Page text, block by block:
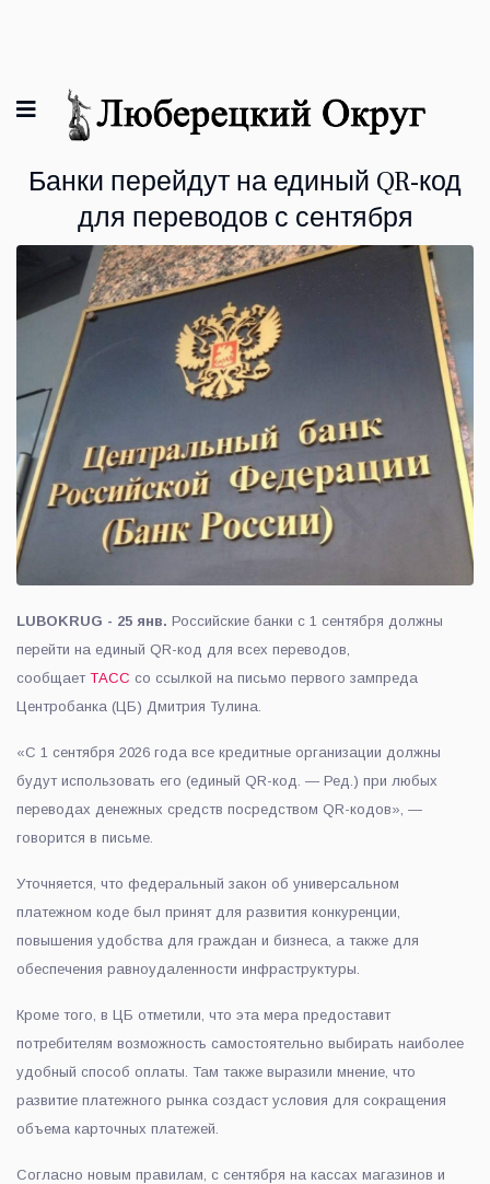
Банки перейдут на единый QR-код
для переводов с сентября
LUBOKRUG - 25 янв. Российские банки с 1 сентября должны
перейти на единый QR-код для всех переводов,
сообщает ТАСС со ссылкой на письмо первого зампреда
Центробанка (ЦБ) Дмитрия Тулина.
«С 1 сентября 2026 года все кредитные организации должны
будут использовать его (единый QR-код. — Ред.) при любых
переводах денежных средств посредством QR-кодов», —
говорится в письме.
Уточняется, что федеральный закон об универсальном
платежном коде был принят для развития конкуренции,
повышения удобства для граждан и бизнеса, а также для
обеспечения равноудаленности инфраструктуры.
Кроме того, в ЦБ отметили, что эта мера предоставит
потребителям возможность самостоятельно выбирать наиболее
удобный способ оплаты. Там также выразили мнение, что
развитие платежного рынка создаст условия для сокращения
объема карточных платежей.
Согласно новым правилам, с сентября на кассах магазинов и